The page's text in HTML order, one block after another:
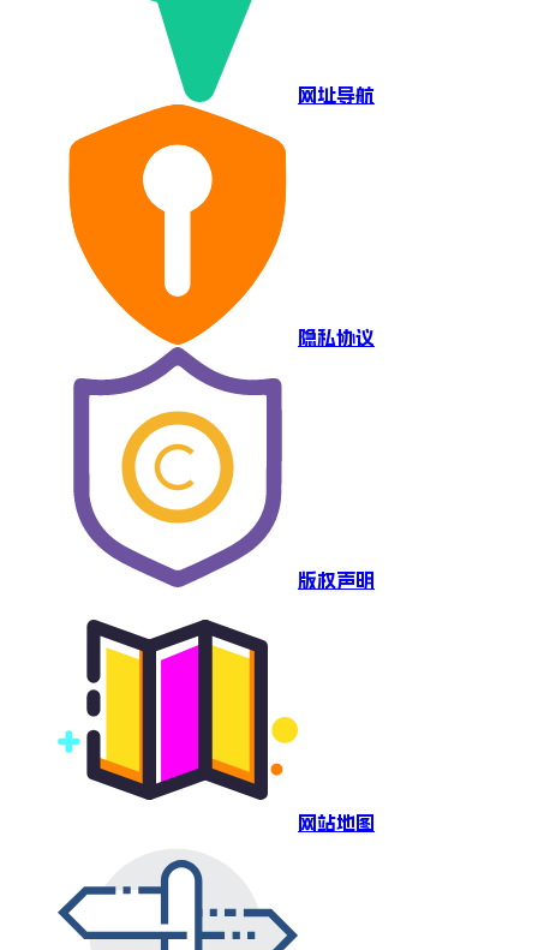
网址导航
隐私协议
版权声明
网站地图